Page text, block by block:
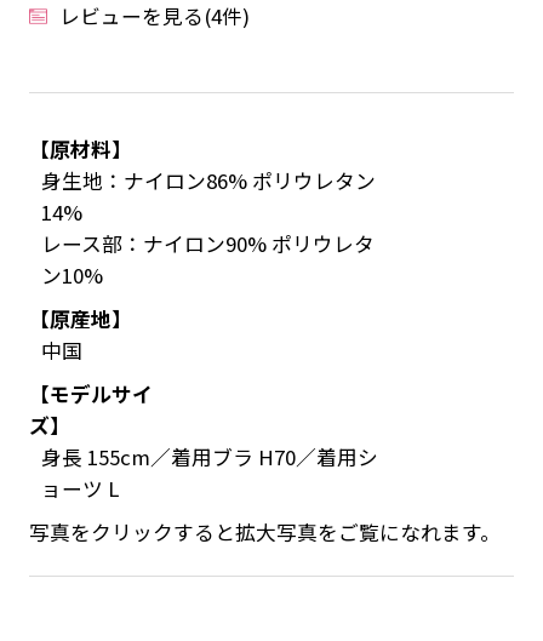
レビューを見る(4件)
【原材料】
身生地：ナイロン86% ポリウレタン
14%
レース部：ナイロン90% ポリウレタ
ン10%
【原産地】
中国
【モデルサイ
ズ】
身長 155cm／着用ブラ H70／着用シ
ョーツ L
写真をクリックすると拡大写真をご覧になれます。